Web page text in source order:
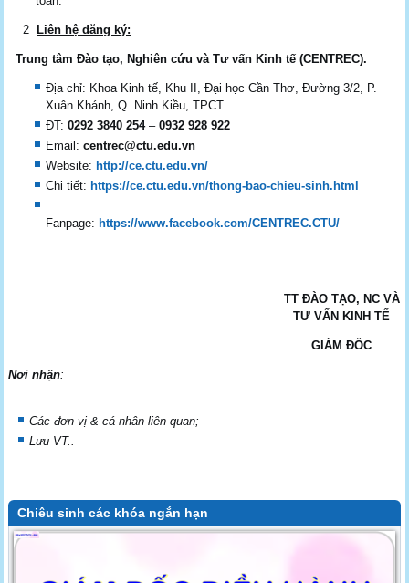
2 Liên hệ đăng ký:
Trung tâm Đào tạo, Nghiên cứu và Tư vấn Kinh tế (CENTREC).
Địa chỉ: Khoa Kinh tế, Khu II, Đại học Cần Thơ, Đường 3/2, P.
Xuân Khánh, Q. Ninh Kiều, TPCT
ĐT:0292 3840 254–0932 928 922
Email:centrec@ctu.edu.vn
Website: http://ce.ctu.edu.vn/
Chi tiết: https://ce.ctu.edu.vn/thong-bao-chieu-sinh.html
Fanpage: https://www.facebook.com/CENTREC.CTU/
TT ĐÀO TẠO, NC VÀ
TƯ VẤN KINH TẾ
GIÁM ĐỐC
Nơi nhận:
Các đơn vị & cá nhân liên quan;
Lưu VT..
Chiêu sinh các khóa ngắn hạn